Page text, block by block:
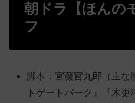
朝ドラ【ほんの
フ
脚本：宮藤官九郎（主な
トゲートパーク』『木